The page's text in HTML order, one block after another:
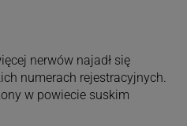
nerwów najadł się
numerach rejestracyjnych.
w powiecie suskim